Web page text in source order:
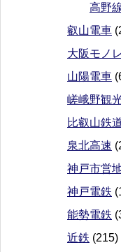
高野
叡山電車
大阪モノ
山陽電車
嵯峨野観
比叡山鉄
泉北高速
神戸市営
神戸電鉄
能勢電鉄
近鉄 (215)